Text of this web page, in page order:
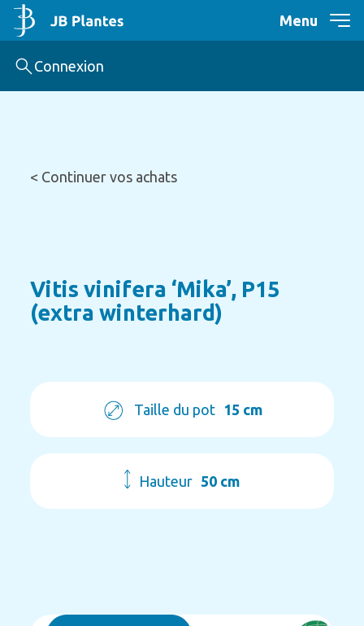
Menu
Connexion
< Continuer vos achats
Vitis vinifera ‘Mika’, P15
(extra winterhard)
Taille du pot 15 cm
Hauteur 50 cm